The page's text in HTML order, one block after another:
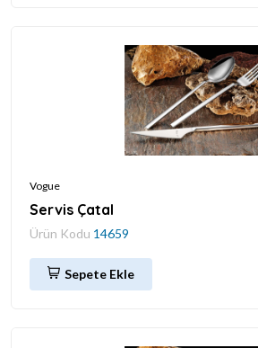
Vogue
Servis Çatal
Ürün Kodu 14659
Sepete Ekle